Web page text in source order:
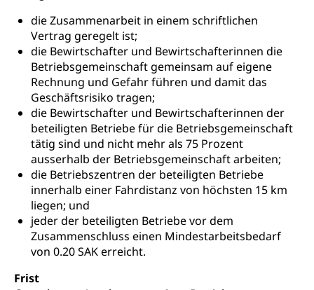
die Zusammenarbeit in einem schriftlichen
Vertrag geregelt ist;
die Bewirtschafter und Bewirtschafterinnen die
Betriebsgemeinschaft gemeinsam auf eigene
Rechnung und Gefahr führen und damit das
Geschäftsrisiko tragen;
die Bewirtschafter und Bewirtschafterinnen der
beteiligten Betriebe für die Betriebsgemeinschaft
tätig sind und nicht mehr als 75 Prozent
ausserhalb der Betriebsgemeinschaft arbeiten;
die Betriebszentren der beteiligten Betriebe
innerhalb einer Fahrdistanz von höchsten 15 km
liegen; und
jeder der beteiligten Betriebe vor dem
Zusammenschluss einen Mindestarbeitsbedarf
von 0.20 SAK erreicht.
Frist
Neuorientierung
BIZ Beratungs- und Informationszentrum
für Bildung und Beruf
Berufsmaturität
Zentrum für Brückenangebote
Gymnasialbildung, Kantonsschulen
Gymnasien & Fachmittelschulen (beruf.lu.ch)
Studienwahl- und Studienbearatung
Fachklasse Grafik
Gesundheitsmittelschule
Informatikmittelschule
Wirtschaftsmittelschule
FMS und Vollzeitschulen mit BM
Psychomotorik, Schulpsychologie, Schulsozialarbeit,
Heilpädagogik und Sonderschulen
Kantonale Sportcamps
Primarschule
Sekundarschule
Schulpflicht
Kindergarten & Basisstufe
Förderangebote
Musikschulen
Schulferien
Stipendien und Darlehen
Studienbeihilfe, Stipendien, Ausbildungsdarlehen
Stipendien Universität Luzern unilu
Finanzielle Unterstützung für Ausbildung
Pflege HF oder Studium Pflege FH
Fachstelle Stipendien (beruf.lu.ch)
Studienbeiträge Höhere Berufsbildung
Finanzielle Unterstützung Pädagogische
Hochschule PHLU
Universität
Technische Hochschule, Studium,
Hochschulstudium, Universitätsstudium,
universitäre Ausbildung, akademische Ausbildung,
Hochschulbildung, Hochschule, universitäre
Hochschule, Bachelor, Master, Doktorat,
Weiterbildung, Forschung, Entwicklung,
Dienstleistungen, Hochschule Luzern,
Fachhochschule Zentralschweiz, HSLU,
Pädagogische Hochschule Luzern, PH Luzern, UniLU,
Hochschulen)